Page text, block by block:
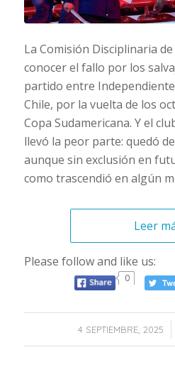
La Comisión Disciplinaria
conocer el fallo por los
partido entre
Chile, por la vuelta de los
Copa Sudamericana. Y el
llevó la peor parte: quedó
aunque sin exclusión en
como trascendió en algún
Leer
Please follow and like us:
0
4 SEPTIEMBRE, 2025
/